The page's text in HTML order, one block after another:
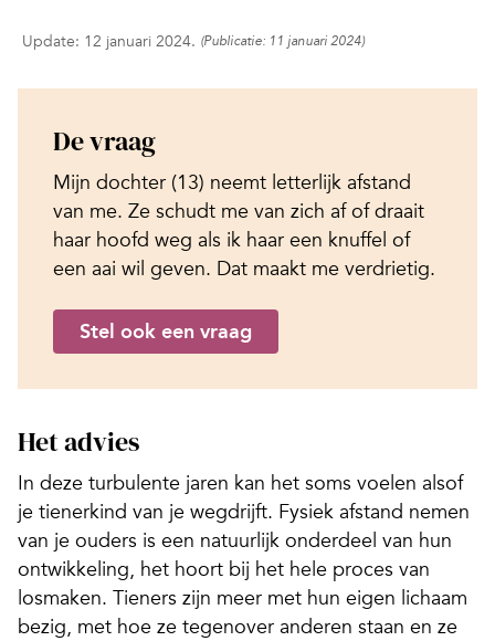
Update: 12 januari 2024. (Publicatie: 11 januari 2024)
De vraag
Mijn dochter (13) neemt letterlijk afstand
van me. Ze schudt me van zich af of draait
haar hoofd weg als ik haar een knuffel of
een aai wil geven. Dat maakt me verdrietig.
Stel ook een vraag
Het advies
In deze turbulente jaren kan het soms voelen alsof
je tienerkind van je wegdrijft. Fysiek afstand nemen
van je ouders is een natuurlijk onderdeel van hun
ontwikkeling, het hoort bij het hele proces van
losmaken. Tieners zijn meer met hun eigen lichaam
bezig, met hoe ze tegenover anderen staan en ze